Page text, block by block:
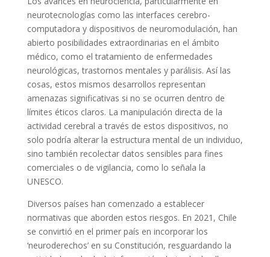
neurotecnologías como las interfaces cerebro-
computadora y dispositivos de neuromodulación, han
abierto posibilidades extraordinarias en el ámbito
médico, como el tratamiento de enfermedades
neurológicas, trastornos mentales y parálisis. Así las
cosas, estos mismos desarrollos representan
amenazas significativas si no se ocurren dentro de
límites éticos claros. La manipulación directa de la
actividad cerebral a través de estos dispositivos, no
solo podría alterar la estructura mental de un individuo,
sino también recolectar datos sensibles para fines
comerciales o de vigilancia, como lo señala la
UNESCO.
Diversos países han comenzado a establecer
normativas que aborden estos riesgos. En 2021, Chile
se convirtió en el primer país en incorporar los
‘neuroderechos’ en su Constitución, resguardando la